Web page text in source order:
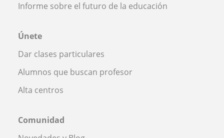
Informe sobre el futuro de la educación
Únete
Dar clases particulares
Alumnos que buscan profesor
Alta centros
Comunidad